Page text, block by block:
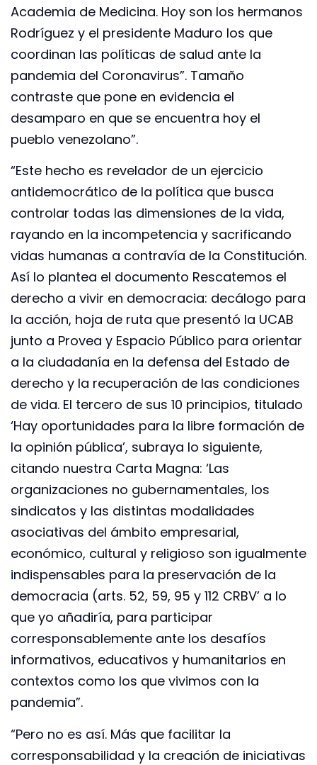
Academia de Medicina. Hoy son los hermanos
Rodríguez y el presidente Maduro los que
coordinan las políticas de salud ante la
pandemia del Coronavirus”. Tamaño
contraste que pone en evidencia el
desamparo en que se encuentra hoy el
pueblo venezolano”.
“Este hecho es revelador de un ejercicio
antidemocrático de la política que busca
controlar todas las dimensiones de la vida,
rayando en la incompetencia y sacrificando
vidas humanas a contravía de la Constitución.
Así lo plantea el documento Rescatemos el
derecho a vivir en democracia: decálogo para
la acción, hoja de ruta que presentó la UCAB
junto a Provea y Espacio Público para orientar
a la ciudadanía en la defensa del Estado de
derecho y la recuperación de las condiciones
de vida. El tercero de sus 10 principios, titulado
‘Hay oportunidades para la libre formación de
la opinión pública’, subraya lo siguiente,
citando nuestra Carta Magna: ‘Las
organizaciones no gubernamentales, los
sindicatos y las distintas modalidades
asociativas del ámbito empresarial,
económico, cultural y religioso son igualmente
indispensables para la preservación de la
democracia (arts. 52, 59, 95 y 112 CRBV’ a lo
que yo añadiría, para participar
corresponsablemente ante los desafíos
informativos, educativos y humanitarios en
contextos como los que vivimos con la
pandemia”.
“Pero no es así. Más que facilitar la
corresponsabilidad y la creación de iniciativas